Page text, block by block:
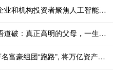
万隆优配 汇丰最新调查：全球企业和机构投资者聚焦人工智能，中国内地市场成焦点
西安股票配资 一位北大教授一语道破：真正高明的父母，一生只抓这三件事
捷希缘 挣完钱就溜? 中国1.52万名富豪组团“跑路”, 将万亿资产带到国外